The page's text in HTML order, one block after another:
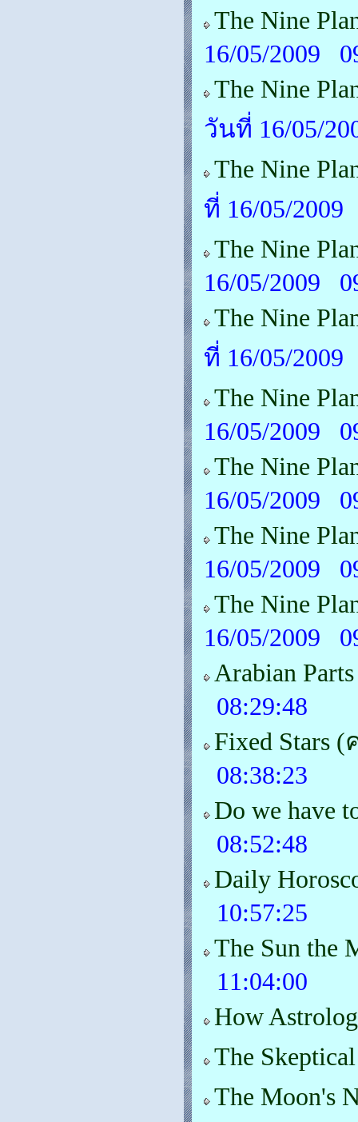
The Nine
16/05/2009
The Nine
วันที่ 16/05/
The Nine
ที่ 16/05/2009
The Nine
16/05/2009
The Nine
ที่ 16/05/2009
The Nine
16/05/2009
The Nine
16/05/2009
The Nine
16/05/2009
The Nine
16/05/2009
Arabian
08:29:48
Fixed Stars
08:38:23
Do we have
08:52:48
Daily
10:57:25
The Sun the
11:04:00
How
The
The Moon's